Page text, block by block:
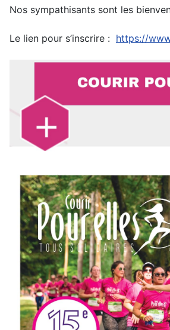
Nos sympathisants sont les
Le lien pour s’inscrire : https://